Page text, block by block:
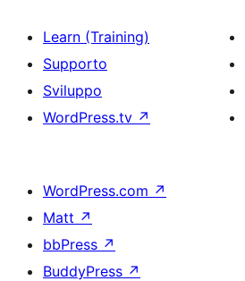
Learn (Training)
Supporto
Sviluppo
WordPress.tv ↗
WordPress.com ↗
Matt ↗
bbPress ↗
BuddyPress ↗